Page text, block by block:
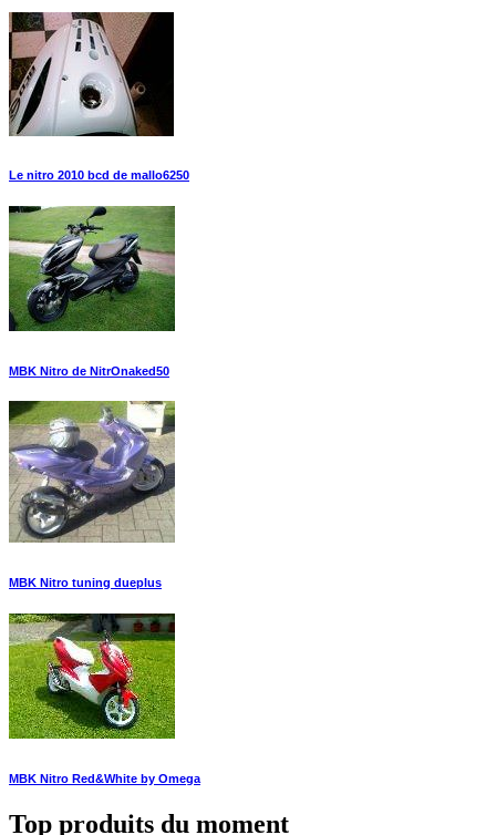
Le nitro 2010 bcd de mallo6250
MBK Nitro de NitrOnaked50
MBK Nitro tuning dueplus
MBK Nitro Red&White by Omega
Top produits du moment